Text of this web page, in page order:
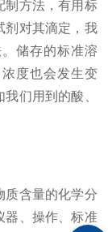
制方法，有用标
剂对其滴定，我
储存的标准溶
度也会发生变
们用到的酸、
含量的化学分
器、操作、标准